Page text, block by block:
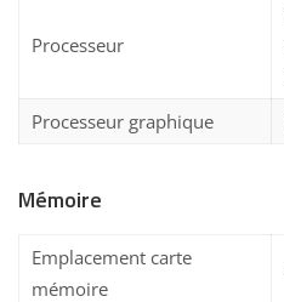
Processeur
Processeur graphique
Mémoire
Emplacement carte
mémoire